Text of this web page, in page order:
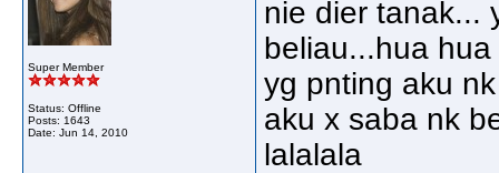
Super Member
Status: Offline
Posts: 1643
Date: Jun 14, 2010
nie dier tanak...
beliau...hua
yg pnting aku
aku x saba nk
lalalala